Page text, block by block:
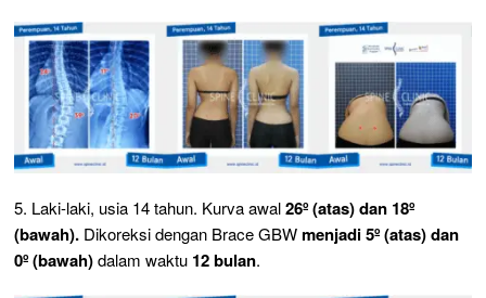
5. Laki-laki, usia 14 tahun. Kurva awal26º (atas) dan 18º
(bawah). Dikoreksi dengan Brace GBWmenjadi 5º (atas) dan
0º (bawah)dalam waktu 12 bulan.